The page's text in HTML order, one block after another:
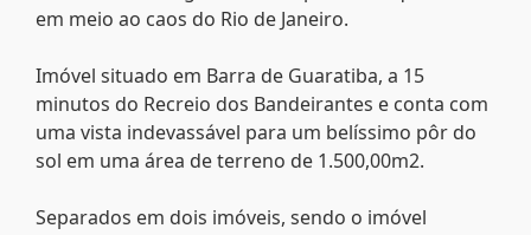
em meio ao caos do Rio de Janeiro.
Imóvel situado em Barra de Guaratiba, a 15
minutos do Recreio dos Bandeirantes e conta com
uma vista indevassável para um belíssimo pôr do
sol em uma área de terreno de 1.500,00m2.
Separados em dois imóveis, sendo o imóvel